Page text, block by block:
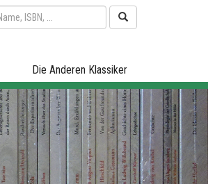
Die Anderen Klassiker